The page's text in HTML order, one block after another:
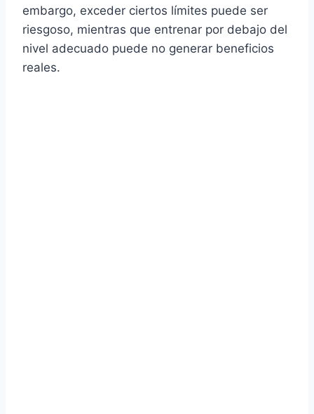
embargo, exceder ciertos límites puede ser
riesgoso, mientras que entrenar por debajo del
nivel adecuado puede no generar beneficios
reales.